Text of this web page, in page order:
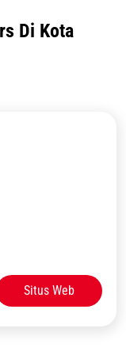
Di Kota
Situs Web